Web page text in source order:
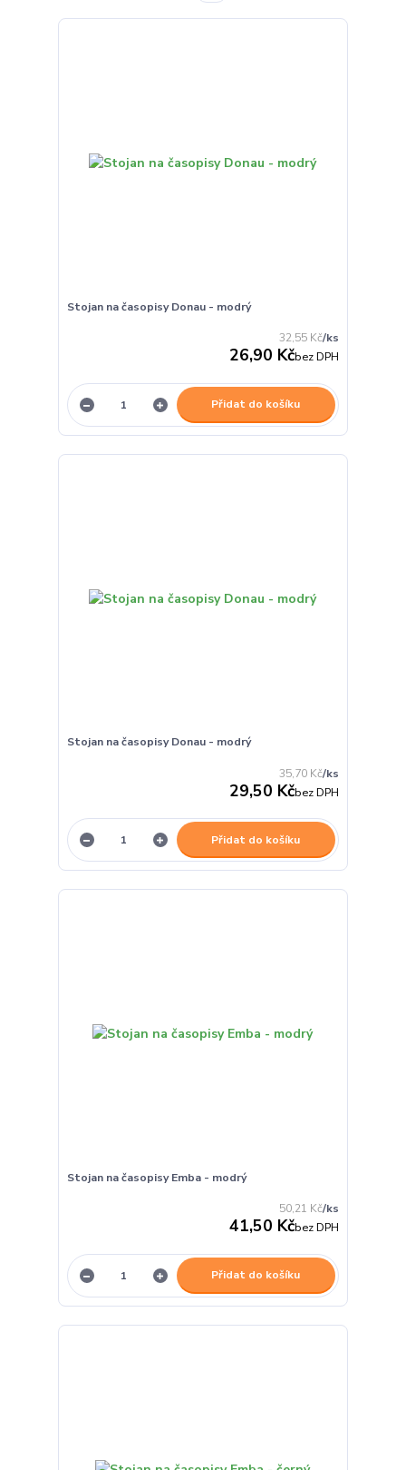
Stojan na časopisy Donau - modrý
32,55 Kč/ks
26,90 Kčbez DPH
Přidat do košíku
Stojan na časopisy Donau - modrý
35,70 Kč/ks
29,50 Kčbez DPH
Přidat do košíku
Stojan na časopisy Emba - modrý
50,21 Kč/ks
41,50 Kčbez DPH
Přidat do košíku